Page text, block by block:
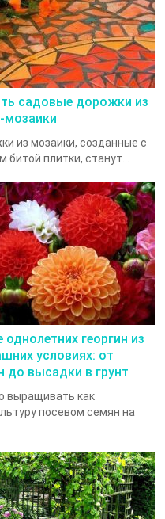
садовые дорожки из
мозаики
из мозаики, созданные с
битой плитки, станут...
георгин из
условиях: от
до высадки в грунт
выращивать как
посевом семян на